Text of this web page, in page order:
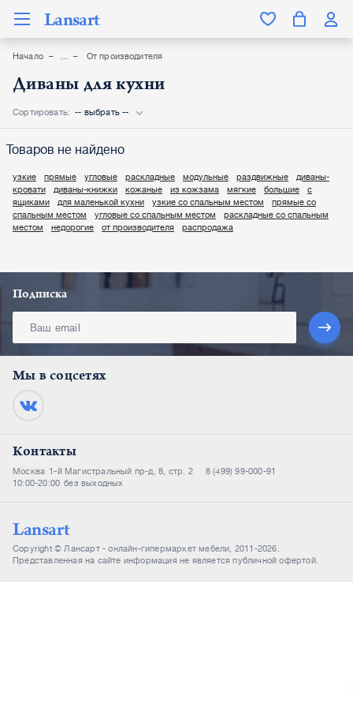
Lansart
Начало От производителя
Диваны для кухни
Сортировать: -- выбрать --
Товаров не найдено
узкие прямые угловые раскладные модульные раздвижные
диваны-
кровати
диваны-книжки кожаные из кожзама мягкие большие
с
ящиками
для маленькой кухни узкие со спальным местом
прямые со
спальным местом
угловые со спальным местом
раскладные со спальным
местом
недорогие от производителя распродажа
Подписка
Мы в соцсетях
Контакты
Москва 1-й Магистральный пр-д, 8, стр. 2
8 (499) 99-000-91
10:00-20:00 без выходных
Lansart
Copyright © Лансарт - онлайн-гипермаркет мебели, 2011-2026.
Представленная на сайте информация не является публичной офертой.